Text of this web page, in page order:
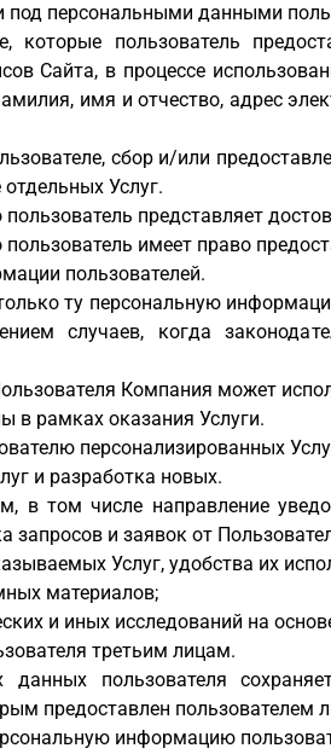
под персональными данными
которые пользователь
Сайта, в процессе
имя и отчество, адрес
сбор и/или
Услуг.
пользователь представляет
пользователь имеет право
пользователей.
ту персональную
случаев, когда
Компания может
в рамках оказания Услуги.
персонализированных
и разработка новых.
в том числе направление
запросов и заявок от
Услуг, удобства их
материалов;
и иных исследований на
третьим лицам.
пользователя
предоставлен пользователем
информацию